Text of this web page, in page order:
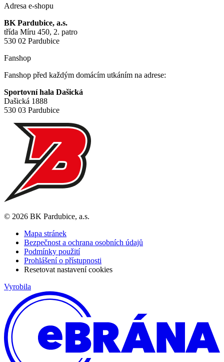
Adresa e-shopu
BK Pardubice, a.s.
třída Míru 450, 2. patro
530 02 Pardubice
Fanshop
Fanshop před každým domácím utkáním na adrese:
Sportovní hala Dašická
Dašická 1888
530 03 Pardubice
© 2026 BK Pardubice, a.s.
Mapa stránek
Bezpečnost a ochrana osobních údajů
Podmínky použití
Prohlášení o přístupnosti
Resetovat nastavení cookies
Vyrobila